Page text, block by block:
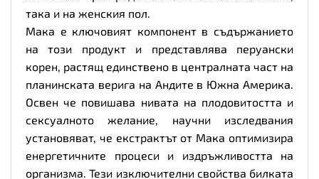
така и на женския пол.
Мака е ключовият компонент в съдържанието
на този продукт и представлява перуански
корен, растящ единствено в централната част на
планинската верига на Андите в Южна Америка.
Освен че повишава нивата на плодовитостта и
сексуалното желание, научни изследвания
установяват, че екстрактът от Мака оптимизира
енергетичните процеси и издръжливостта на
организма. Тези изключителни свойства билката